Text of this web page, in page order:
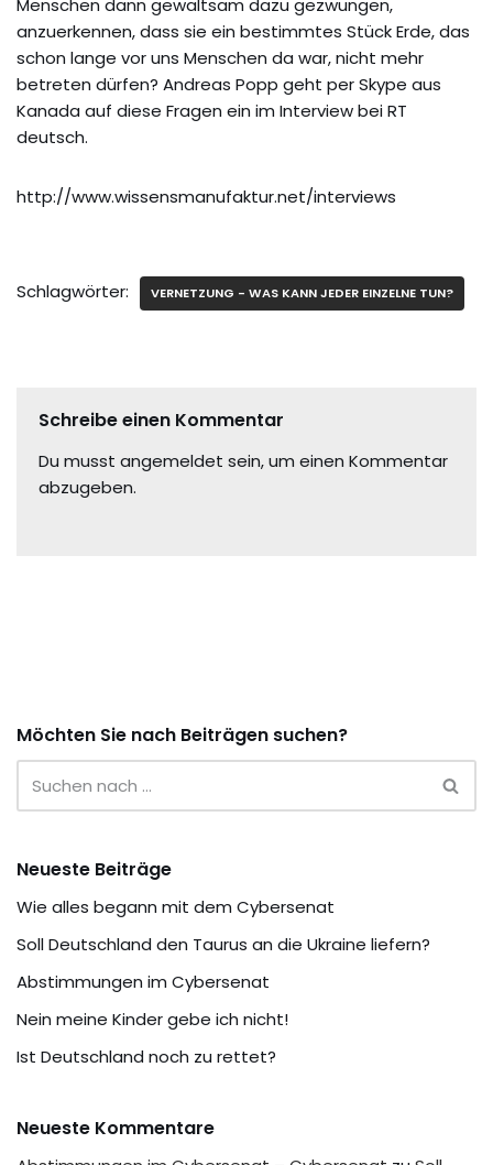
Menschen dann gewaltsam dazu gezwungen,
anzuerkennen, dass sie ein bestimmtes Stück Erde, das
schon lange vor uns Menschen da war, nicht mehr
betreten dürfen? Andreas Popp geht per Skype aus
Kanada auf diese Fragen ein im Interview bei RT
deutsch.
http://www.wissensmanufaktur.net/interviews
Schlagwörter: VERNETZUNG - WAS KANN JEDER EINZELNE TUN?
Schreibe einen Kommentar
Du musst angemeldet sein, um einen Kommentar
abzugeben.
Möchten Sie nach Beiträgen suchen?
Neueste Beiträge
Wie alles begann mit dem Cybersenat
Soll Deutschland den Taurus an die Ukraine liefern?
Abstimmungen im Cybersenat
Nein meine Kinder gebe ich nicht!
Ist Deutschland noch zu rettet?
Neueste Kommentare